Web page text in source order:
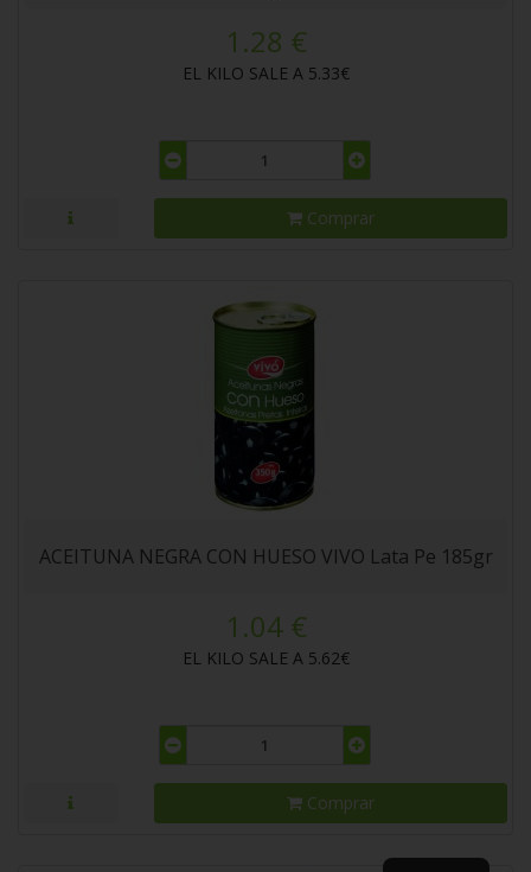
1.28 €
EL KILO SALE A 5.33€
Comprar
ACEITUNA NEGRA CON HUESO VIVO Lata Pe 185gr
1.04 €
EL KILO SALE A 5.62€
Comprar